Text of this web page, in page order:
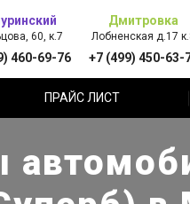
60, к.7
460-69-76
Дмитровка
Лобненская д.17
+7 (499) 450-63-
ПРАЙС ЛИСТ